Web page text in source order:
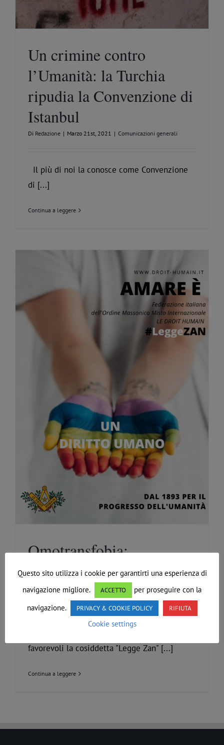
Un crimine contro
l’Umanità: la Turchia
ripudia la Convenzione di
Istanbul
Di Redazione | Marzo 21st, 2021 | Comunicazioni generali
Il più di noi la conosce come Convenzione
di [...]
Continua a leggere
Omotransfobia:
Approvata “Legge Zan”
DiRedazione | Novembre 4th, 2020 | Comunicazioni generali,
favorevoli la cosiddetta "Legge Zan" [...]
Continua a leggere
Questo sito utilizza i cookie per garantirti una esperienza di
navigazione migliore.
ACCETTO
per proseguire con la
navigazione.
PRIVACY & COOKIE POLICY RIFIUTA
Cookie settings